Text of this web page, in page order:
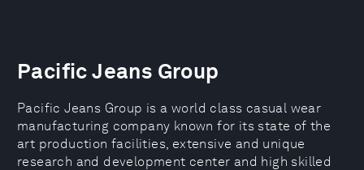
Pacific Jeans Group
Pacific Jeans Group is a world class casual wear
manufacturing company known for its state of the
art production facilities, extensive and unique
research and development center and high skilled